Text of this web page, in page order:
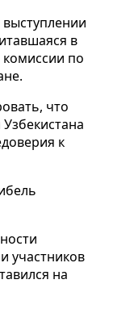
выступлении
в
комиссии по
что
к
участников
на